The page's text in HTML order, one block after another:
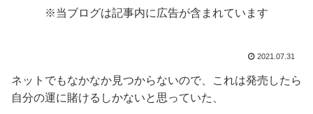
※当ブログは記事内に広告が含まれています
2021.07.31
ネットでもなかなか見つからないので、これは発売したら
自分の運に賭けるしかないと思っていた、